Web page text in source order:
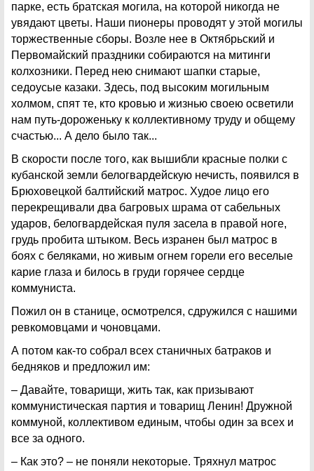
парке, есть братская могила, на которой никогда не
увядают цветы. Наши пионеры проводят у этой могилы
торжественные сборы. Возле нее в Октябрьский и
Первомайский праздники собираются на митинги
колхозники. Перед нею снимают шапки старые,
седоусые казаки. Здесь, под высоким могильным
холмом, спят те, кто кровью и жизнью своею осветили
нам путь-дороженьку к коллективному труду и общему
счастью... А дело было так...
В скорости после того, как вышибли красные полки с
кубанской земли белогвардейскую нечисть, появился в
Брюховецкой балтийский матрос. Худое лицо его
перекрещивали два багровых шрама от сабельных
ударов, белогвардейская пуля засела в правой ноге,
грудь пробита штыком. Весь изранен был матрос в
боях с беляками, но живым огнем горели его веселые
карие глаза и билось в груди горячее сердце
коммуниста.
Пожил он в станице, осмотрелся, сдружился с нашими
ревкомовцами и чоновцами.
А потом как-то собрал всех станичных батраков и
бедняков и предложил им:
– Давайте, товарищи, жить так, как призывают
коммунистическая партия и товарищ Ленин! Дружной
коммуной, коллективом единым, чтобы один за всех и
все за одного.
– Как это? – не поняли некоторые. Тряхнул матрос